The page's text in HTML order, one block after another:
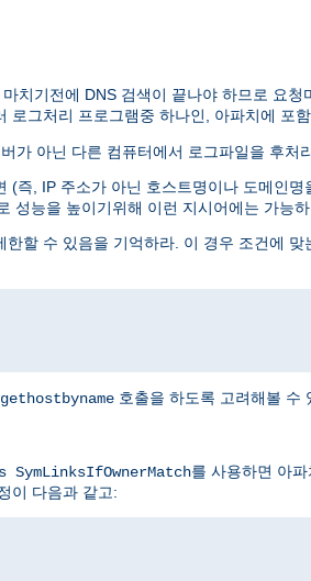
치기전에 DNS 검색이 끝나야 하므로 요
로그처리 프로그램중 하나인, 아파치에 포
가 아닌 다른 컴퓨터에서 로그파일을 후처
(즉, IP 주소가 아닌 호스트명이나 도메인
성능을 높이기위해 이런 지시어에는 가능
할 수 있음을 기억하라. 이 경우 조건에
gethostbyname 호출을 하도록 고려해볼 수
SymLinksIfOwnerMatch를 사용하면 아
이 다음과 같고: